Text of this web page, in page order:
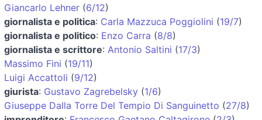
Giancarlo Lehner (6/12)
giornalista e politica: Carla Mazzuca Poggiolini (19/7)
giornalista e politico: Enzo Carra (8/8)
giornalista e scrittore: Antonio Saltini (17/3)
Massimo Fini (19/11)
Luigi Accattoli (9/12)
giurista: Gustavo Zagrebelsky (1/6)
Giuseppe Dalla Torre Del Tempio Di Sanguinetto (27/8)